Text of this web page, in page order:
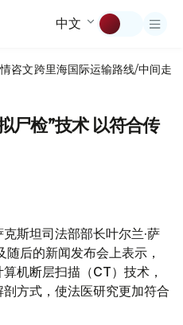
中文
咨文跨里海国际运输路线/中间走廊
尸检”技术 以符合传
克斯坦司法部部长叶尔兰·萨
后的新闻发布会上表示，
机断层扫描（CT）技术，
方式，使法医研究更加符合